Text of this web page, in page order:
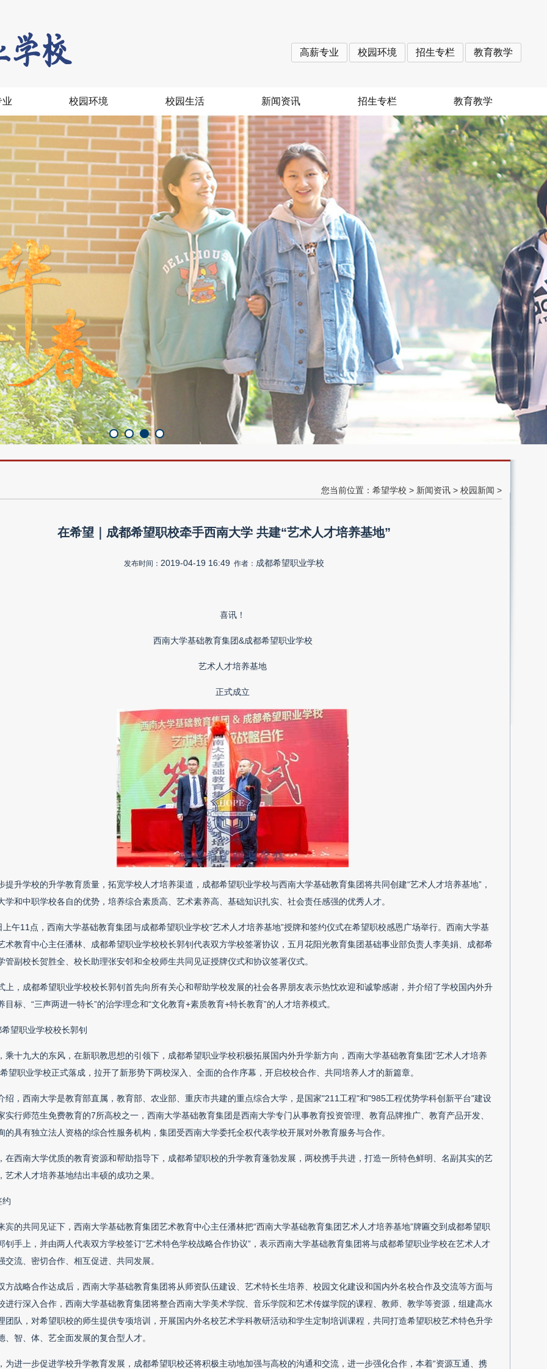
高薪专业 校园环境 招生专栏 教育教学
业 校园环境 校园生活 新闻资讯 招生专栏 教育教学
您当前位置： 希望学校 > 新闻资讯 > 校园新闻 >
在希望｜成都希望职校牵手西南大学 共建“艺术人才培养基地”
发布时间： 2019-04-19 16:49 作者： 成都希望职业学校
喜讯！
西南大学基础教育集团&成都希望职业学校
艺术人才培养基地
正式成立
提升学校的升学教育质量，拓宽学校人才培养渠道，成都希望职业学校与西南大学基础教育集团将共同创建“艺术人才培养基地”，
学和中职学校各自的优势，培养综合素质高、艺术素养高、基础知识扎实、社会责任感强的优秀人才。
上午11点，西南大学基础教育集团与成都希望职业学校“艺术人才培养基地”授牌和签约仪式在希望职校感恩广场举行。西南大学基
术教育中心主任潘林、成都希望职业学校校长郭钊代表双方学校签署协议，五月花阳光教育集团基础事业部负责人李美娟、成都希
管副校长贺胜全、校长助理张安邻和全校师生共同见证授牌仪式和协议签署仪式。
上，成都希望职业学校校长郭钊首先向所有关心和帮助学校发展的社会各界朋友表示热忱欢迎和诚挚感谢，并介绍了学校国内外升
目标、“三声两进一特长”的治学理念和“文化教育+素质教育+特长教育”的人才培养模式。
望职业学校校长郭钊
乘十九大的东风，在新职教思想的引领下，成都希望职业学校积极拓展国内外升学新方向，西南大学基础教育集团“艺术人才培养
望职业学校正式落成，拉开了新形势下两校深入、全面的合作序幕，开启校校合作、共同培养人才的新篇章。
绍，西南大学是教育部直属，教育部、农业部、重庆市共建的重点综合大学，是国家"211工程"和"985工程优势学科创新平台"建设
实行师范生免费教育的7所高校之一，西南大学基础教育集团是西南大学专门从事教育投资管理、教育品牌推广、教育产品开发、
的具有独立法人资格的综合性服务机构，集团受西南大学委托全权代表学校开展对外教育服务与合作。
在西南大学优质的教育资源和帮助指导下，成都希望职校的升学教育蓬勃发展，两校携手共进，打造一所特色鲜明、名副其实的艺
艺术人才培养基地结出丰硕的成功之果。
约
宾的共同见证下，西南大学基础教育集团艺术教育中心主任潘林把“西南大学基础教育集团艺术人才培养基地”牌匾交到成都希望职
钊手上，并由两人代表双方学校签订“艺术特色学校战略合作协议”，表示西南大学基础教育集团将与成都希望职业学校在艺术人才
交流、密切合作、相互促进、共同发展。
方战略合作达成后，西南大学基础教育集团将从师资队伍建设、艺术特长生培养、校园文化建设和国内外名校合作及交流等方面与
进行深入合作，西南大学基础教育集团将整合西南大学美术学院、音乐学院和艺术传媒学院的课程、教师、教学等资源，组建高水
团队，对希望职校的师生提供专项培训，开展国内外名校艺术学科教研活动和学生定制培训课程，共同打造希望职校艺术特色升学
、智、体、艺全面发展的复合型人才。
为进一步促进学校升学教育发展，成都希望职校还将积极主动地加强与高校的沟通和交流，进一步强化合作，本着“资源互通、携